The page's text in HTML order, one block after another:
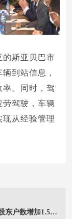
的斯亚贝巴市
到站信息，
。同时，驾
驾驶，车辆
现从经验管理
东方时尚股东户数增加1.51%，户均持股27.89万元